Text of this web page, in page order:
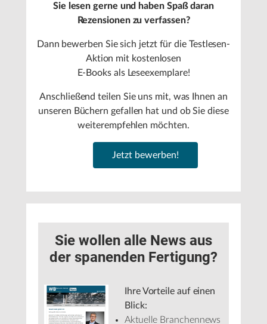
Sie lesen gerne und haben Spaß daran
Rezensionen zu verfassen?
Dann bewerben Sie sich jetzt für die Testlesen-
Aktion mit kostenlosen
E-Books als Leseexemplare!
Anschließend teilen Sie uns mit, was Ihnen an
unseren Büchern gefallen hat und ob Sie diese
weiterempfehlen möchten.
Jetzt bewerben!
Sie wollen alle News aus
der spanenden Fertigung?
Ihre Vorteile auf einen
Blick:
Aktuelle Branchennews